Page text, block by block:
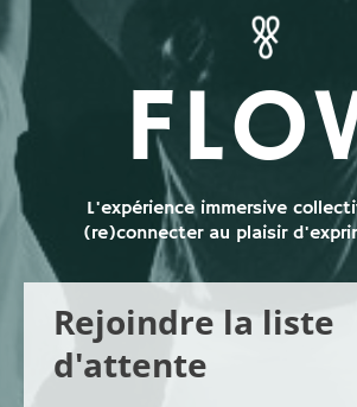
L'expérience immersive
(re)connecter au plaisir
Rejoindre la liste
d'attente